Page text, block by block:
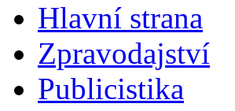
Hlavní strana
Zpravodajství
Publicistika